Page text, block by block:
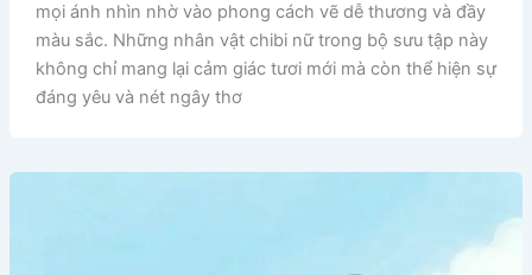
mọi ánh nhìn nhờ vào phong cách vẽ dễ thương và đầy
màu sắc. Những nhân vật chibi nữ trong bộ sưu tập này
không chỉ mang lại cảm giác tươi mới mà còn thể hiện sự
đáng yêu và nét ngây thơ